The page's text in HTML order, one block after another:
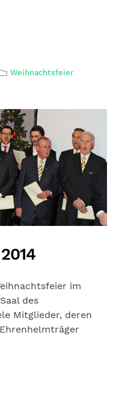
Weihnachtsfeier
im
des
Mitglieder, deren